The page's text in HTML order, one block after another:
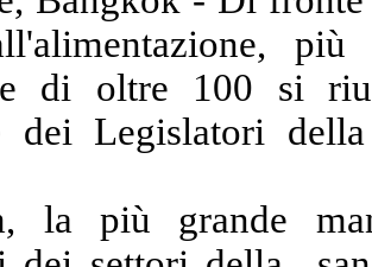
di oltre 100 si
dei Legislatori
la più grande